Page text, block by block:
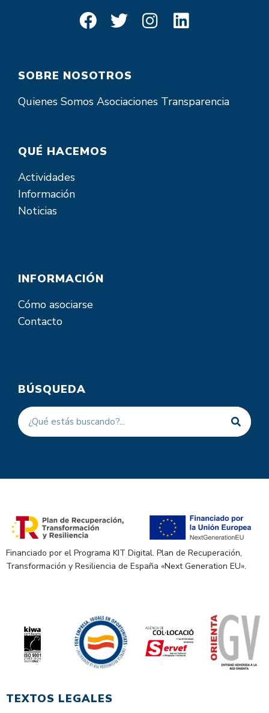
SOBRE NOSOTROS
Quienes Somos Asociaciones Transparencia
QUÉ HACEMOS
Actividades
Información
Noticias
INFORMACIÓN
Cómo asociarse
Contacto
BÚSQUEDA
Financiado por el Programa KIT Digital. Plan de Recuperación,
Transformación y Resiliencia de España «Next Generation EU».
TEXTOS LEGALES